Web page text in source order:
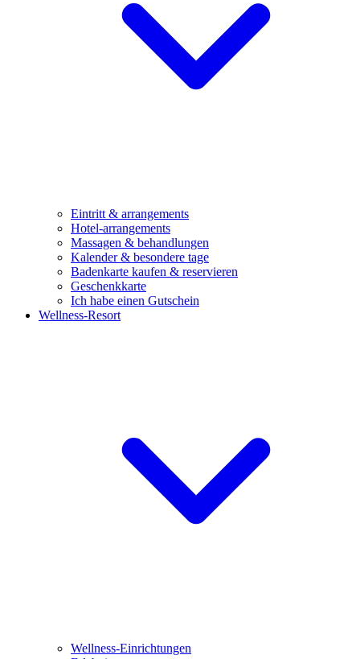
Eintritt & arrangements
Hotel-arrangements
Massagen & behandlungen
Kalender & besondere tage
Badenkarte kaufen & reservieren
Geschenkkarte
Ich habe einen Gutschein
Wellness-Resort
Wellness-Einrichtungen